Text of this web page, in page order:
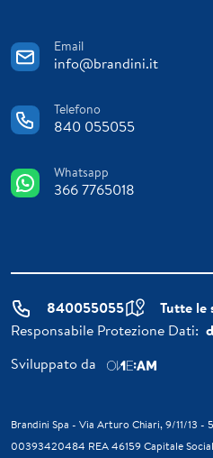
Email
info@brandini.it
Telefono
840 055055
Whatsapp
366 7765018
840055055 Tutte le
Responsabile Protezione Dati:
Sviluppato da
Brandini Spa - Via Arturo Chiari, 9/11/13 -
00393420484 REA 46159 Capitale